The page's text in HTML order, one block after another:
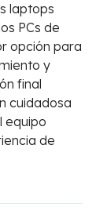
laptops
PCs de
opción para
y
final
cuidadosa
equipo
de